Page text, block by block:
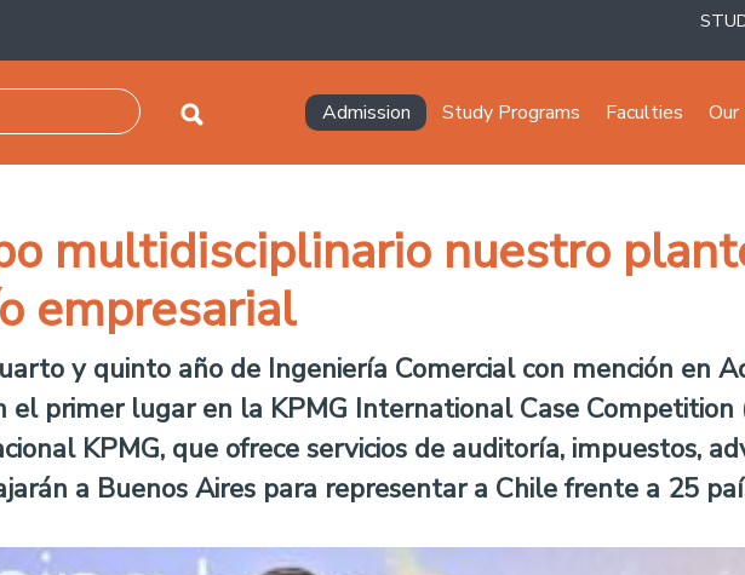
Navegación principal
Admission Study Programs Faculties
multidisciplinario nuestro
empresarial
y quinto año de Ingeniería Comercial con mención en
el primer lugar en la KPMG International Case Competition
KPMG, que ofrece servicios de auditoría, impuestos,
a Buenos Aires para representar a Chile frente a 25